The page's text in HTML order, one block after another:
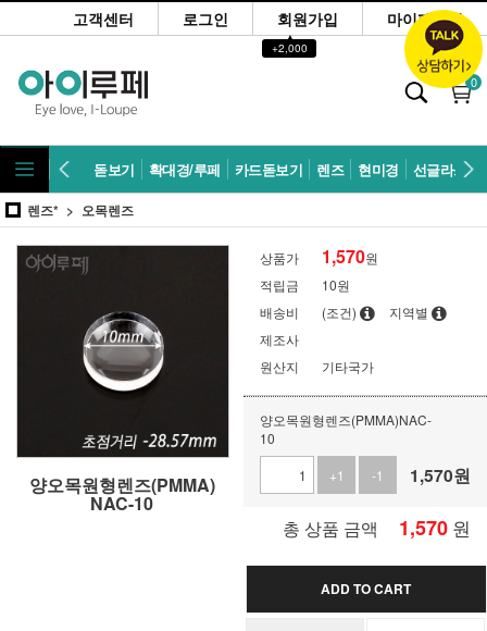
고객센터 로그인 회원가입
▲
+2,000
마이페이지
0
돋보기 확대경/루페 카드돋보기 렌즈 현미경 선글라스
렌즈* 오목렌즈
양오목원형렌즈(PMMA)
NAC-10
상품가 1,570원
적립금
10원
배송비
(조건)
지역별
제조사
원산지
기타국가
양오목원형렌즈(PMMA)NAC-
10
+1
-1 1,570원
총 상품 금액 1,570 원
ADD TO CART